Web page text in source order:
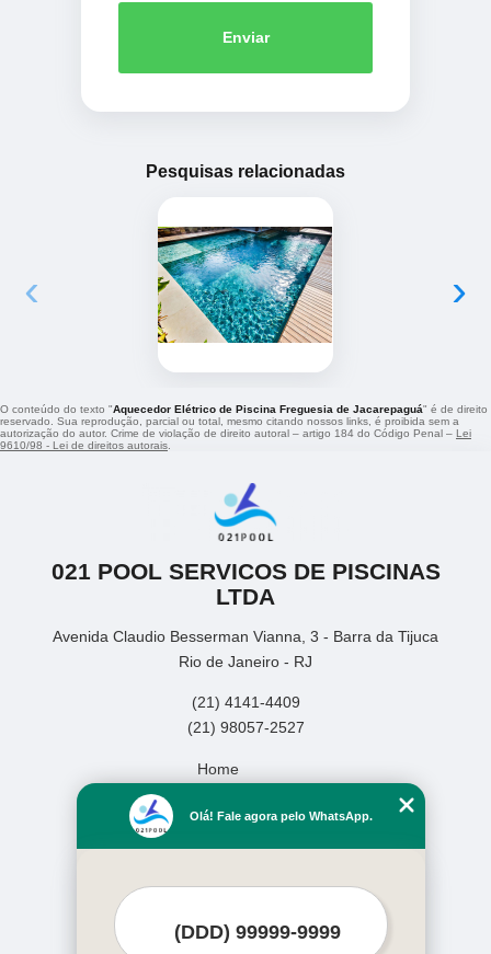
Enviar
Pesquisas relacionadas
‹ ›
O conteúdo do texto "Aquecedor Elétrico de Piscina Freguesia de Jacarepaguá" é de direito
reservado. Sua reprodução, parcial ou total, mesmo citando nossos links, é proibida sem a
autorização do autor. Crime de violação de direito autoral – artigo 184 do Código Penal – Lei
9610/98 - Lei de direitos autorais
021 POOL SERVICOS DE PISCINAS
LTDA
Avenida Claudio Besserman Vianna, 3 - Barra da Tijuca
Rio de Janeiro - RJ
(21) 4141-4409
(21) 98057-2527
Home
Missão
Olá! Fale agora pelo WhatsApp.